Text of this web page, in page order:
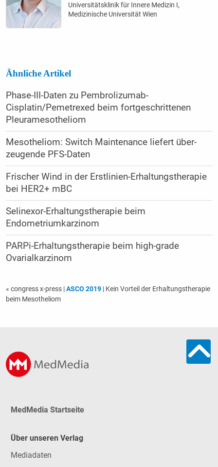
Universitätsklinik für Innere Medizin I,
Medizinische Universität Wien
Ähnliche Artikel
Phase-III-Daten zu Pembrolizumab-
Cisplatin/Pemetrexed beim fortgeschrittenen
Pleuramesotheliom
Mesotheliom: Switch Main­te­nance liefert über­
zeugende PFS-Daten
Frischer Wind in der Erstlinien-Erhaltungstherapie
bei HER2+ mBC
Selinexor-Erhaltungstherapie beim
Endometriumkarzinom
PARPi-Erhaltungstherapie beim high-grade
Ovarialkarzinom
« congress x-press |ASCO 2019| Kein Vorteil der Erhaltungstherapie
beim Mesotheliom
MedMedia Startseite
Über unseren Verlag
Mediadaten